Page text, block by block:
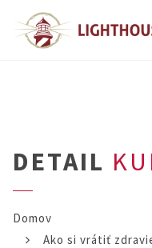
DETAIL
Domov
Ako si vrátiť